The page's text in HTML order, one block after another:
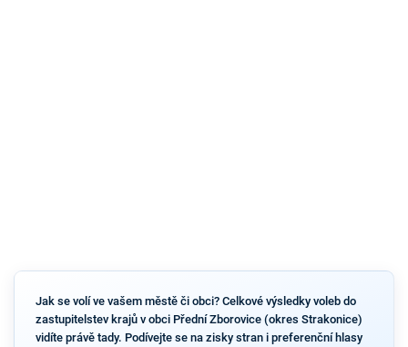
Jak se volí ve vašem městě či obci? Celkové výsledky voleb do
zastupitelstev krajů v obci Přední Zborovice (okres Strakonice)
vidíte právě tady. Podívejte se na zisky stran i preferenční hlasy